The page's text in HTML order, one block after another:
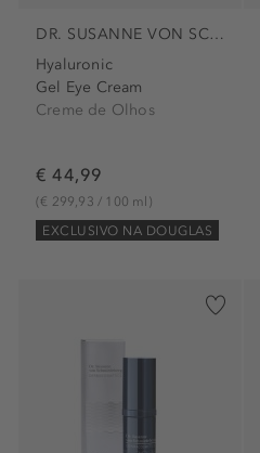
DR. SUSANNE VON SCHMIEDEBERG
Hyaluronic
Gel Eye Cream
Creme de Olhos
€ 44,99
(€ 299,93 / 100 ml)
EXCLUSIVO NA DOUGLAS